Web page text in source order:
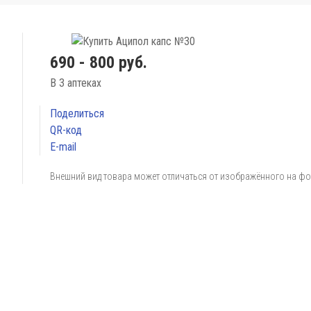
690 - 800 руб.
В 3 аптеках
Поделиться
QR-код
E-mail
Внешний вид товара может отличаться от изображённого на